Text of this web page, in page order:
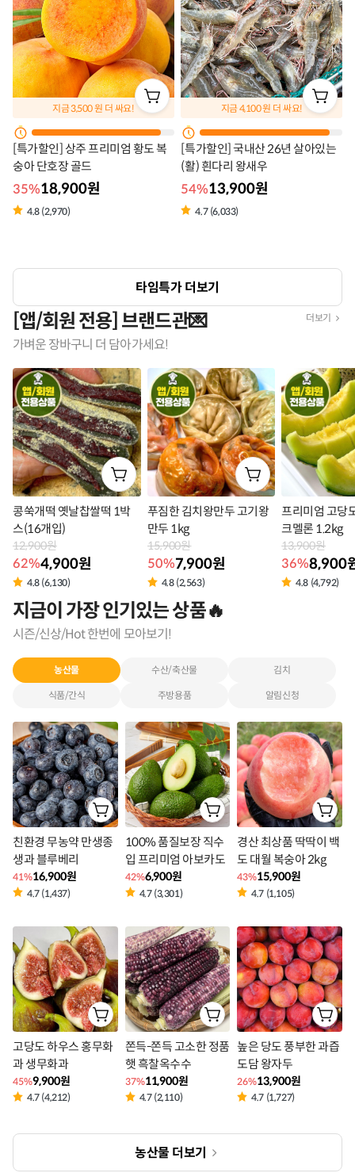
지금3,500원 더 싸요!
[특가할인] 상주 프리미엄 황도 복
숭아 단호장 골드
35%18,900원
4.8 (2,970)
지금4,100원 더 싸요!
[특가할인] 국내산 26년 살아있는
(활) 흰다리 왕새우
54%13,900원
4.7 (6,033)
타임특가 더보기
[앱/회원 전용] 브랜드관💌
가벼운 장바구니 더 담아가세요!
더보기
콩쑥개떡 옛날찹쌀떡 1박
스(16개입)
12,900원
62%4,900원
4.8 (6,130)
푸짐한 김치왕만두 고기왕
만두 1kg
15,900원
50%7,900원
4.8 (2,563)
프리미엄 고당
크멜론 1.2kg
13,900원
36%8,900
4.8 (4,792)
지금이 가장 인기있는 상품🔥
시즌/신상/Hot 한번에 모아보기!
농산물 수산/축산물 김치
식품/간식 주방용품 알림신청
친환경 무농약 만생종
생과 블루베리
41%16,900원
4.7 (1,437)
100% 품질보장 직수
입 프리미엄 아보카도
42%6,900원
4.7 (3,301)
경산 최상품 딱딱이 백
도 대월 복숭아 2kg
43%15,900원
4.7 (1,105)
고당도 하우스 홍무화
과 생무화과
45%9,900원
4.7 (4,212)
쫀득-쫀득 고소한 정품
햇 흑찰옥수수
37%11,900원
4.7 (2,110)
높은 당도 풍부한 과즙
도담 왕자두
26%13,900원
4.7 (1,727)
농산물 더보기